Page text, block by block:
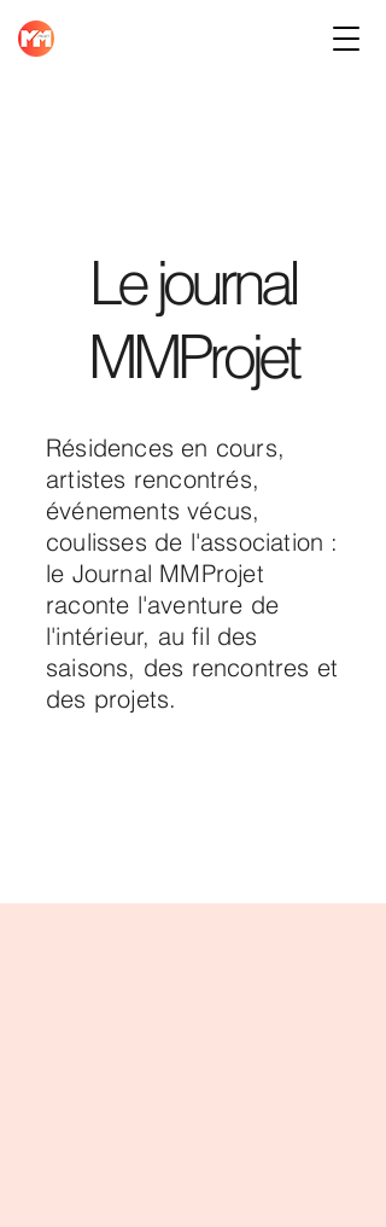
Le journal
MMProjet
Résidences en cours,
artistes rencontrés,
événements vécus,
coulisses de l'association :
le Journal MMProjet
raconte l'aventure de
l'intérieur, au fil des
saisons, des rencontres et
des projets.